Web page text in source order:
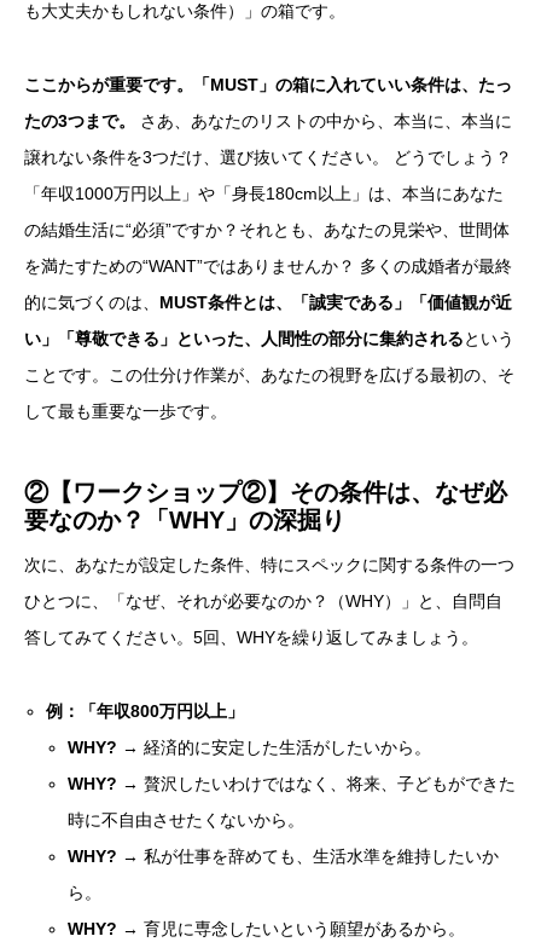
も大丈夫かもしれない条件）」の箱です。
ここからが重要です。「MUST」の箱に入れていい条件は、たっ
たの3つまで。
さあ、あなたのリストの中から、本当に、本当に
譲れない条件を3つだけ、選び抜いてください。 どうでしょう？
「年収1000万円以上」や「身長180cm以上」は、本当にあなた
の結婚生活に“必須”ですか？それとも、あなたの見栄や、世間体
を満たすための“WANT”ではありませんか？ 多くの成婚者が最終
的に気づくのは、 MUST条件とは、「誠実である」「価値観が近
い」「尊敬できる」といった、人間性の部分に集約されるという
ことです。この仕分け作業が、あなたの視野を広げる最初の、そ
して最も重要な一歩です。
②【ワークショップ②】その条件は、なぜ必
要なのか？「WHY」の深掘り
次に、あなたが設定した条件、特にスペックに関する条件の一つ
ひとつに、「なぜ、それが必要なのか？（WHY）」と、自問自
答してみてください。5回、WHYを繰り返してみましょう。
例：「年収800万円以上」
WHY? → 経済的に安定した生活がしたいから。
WHY? → 贅沢したいわけではなく、将来、子どもができた
時に不自由させたくないから。
WHY? → 私が仕事を辞めても、生活水準を維持したいか
ら。
WHY? → 育児に専念したいという願望があるから。